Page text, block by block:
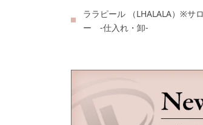
ララピール （LHALALA）※サ
ー -仕入れ・卸-